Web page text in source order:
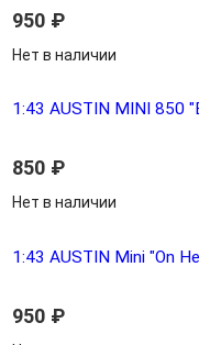
950 ₽
Нет в наличии
1:43 AUSTIN MINI 850
850 ₽
Нет в наличии
1:43 AUSTIN Mini "On
950 ₽